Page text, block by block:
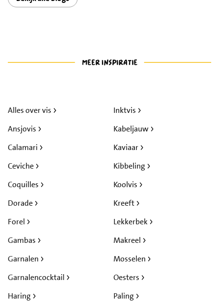
Alles over vis
Ansjovis
Calamari
Ceviche
Coquilles
Dorade
Forel
Gambas
Garnalen
Garnalencocktail
Haring
Inktvis
Kabeljauw
Kaviaar
Kibbeling
Koolvis
Kreeft
Lekkerbek
Makreel
Mosselen
Oesters
Paling